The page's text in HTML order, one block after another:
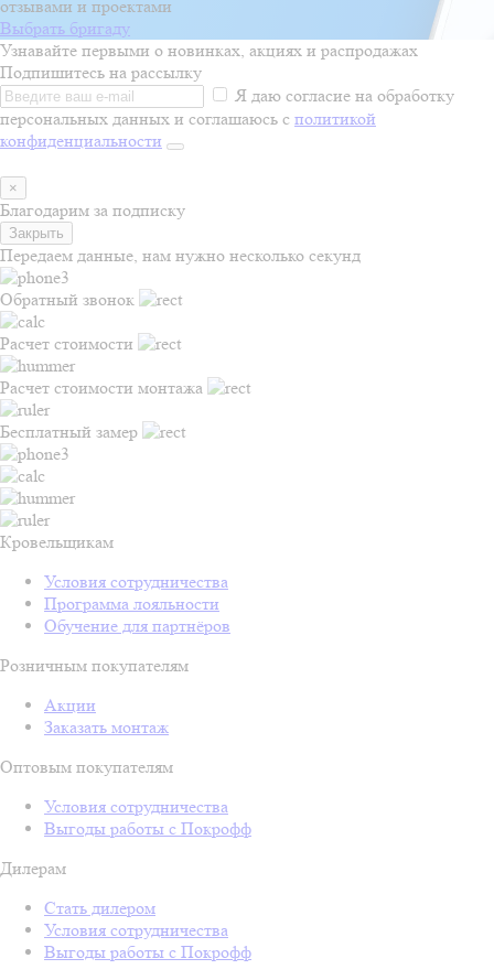
отзывами и проектами
Выбрать бригаду
Узнавайте первыми о новинках, акциях и распродажах
Подпишитесь на рассылку
Я даю согласие на обработку
персональных данных и соглашаюсь с политикой
конфиденциальности
×
Благодарим за подписку
Закрыть
Передаем данные, нам нужно несколько секунд
Обратный звонок
Расчет стоимости
Расчет стоимости монтажа
Бесплатный замер
Кровельщикам
Условия сотрудничества
Программа лояльности
Обучение для партнёров
Розничным покупателям
Акции
Заказать монтаж
Оптовым покупателям
Условия сотрудничества
Выгоды работы с Покрофф
Дилерам
Стать дилером
Условия сотрудничества
Выгоды работы с Покрофф